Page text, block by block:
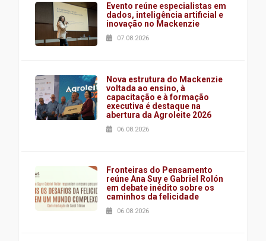
Evento reúne especialistas em
dados, inteligência artificial e
inovação no Mackenzie
07.08.2026
Nova estrutura do Mackenzie
voltada ao ensino, à
capacitação e à formação
executiva é destaque na
abertura da Agroleite 2026
06.08.2026
Fronteiras do Pensamento
reúne Ana Suy e Gabriel Rolón
em debate inédito sobre os
caminhos da felicidade
06.08.2026